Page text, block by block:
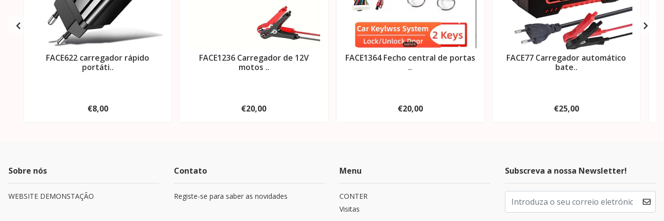
FACE622 carregador rápido
portáti..
€8,00
FACE1236 Carregador de 12V
motos ..
€20,00
FACE1364 Fecho central de portas
..
€20,00
FACE77 Carregador automático
bate..
€25,00
Sobre nós
WEBSITE DEMONSTAÇÃO
Contato
Registe-se para saber as novidades
Menu
CONTER
Visitas
Subscreva a nossa Newsletter!